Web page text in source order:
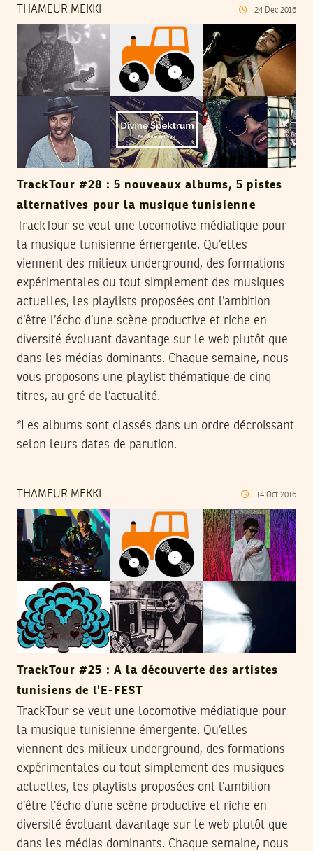
THAMEUR MEKKI 24 Dec 2016
TrackTour #28 : 5 nouveaux albums, 5 pistes
alternatives pour la musique tunisienne
TrackTour se veut une locomotive médiatique pour
la musique tunisienne émergente. Qu’elles
viennent des milieux underground, des formations
expérimentales ou tout simplement des musiques
actuelles, les playlists proposées ont l’ambition
d’être l’écho d’une scène productive et riche en
diversité évoluant davantage sur le web plutôt que
dans les médias dominants. Chaque semaine, nous
vous proposons une playlist thématique de cinq
titres, au gré de l’actualité.
*Les albums sont classés dans un ordre décroissant
selon leurs dates de parution.
THAMEUR MEKKI 14 Oct 2016
TrackTour #25 : A la découverte des artistes
tunisiens de l’E-FEST
TrackTour se veut une locomotive médiatique pour
la musique tunisienne émergente. Qu’elles
viennent des milieux underground, des formations
expérimentales ou tout simplement des musiques
actuelles, les playlists proposées ont l’ambition
d’être l’écho d’une scène productive et riche en
diversité évoluant davantage sur le web plutôt que
dans les médias dominants. Chaque semaine, nous